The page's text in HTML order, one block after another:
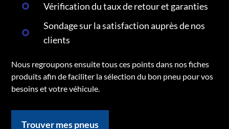
Vérification du taux de retour et garanties
Sondage sur la satisfaction auprès de nos
clients
Nous regroupons ensuite tous ces points dans nos fiches
produits afin de faciliter la sélection du bon pneu pour vos
besoins et votre véhicule.
Trouver mes pneus